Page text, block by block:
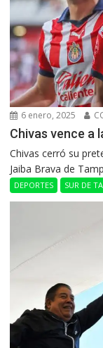
6 enero, 2025
Chivas vence a
Chivas cerró su
Jaiba Brava de
DEPORTES SUR DE